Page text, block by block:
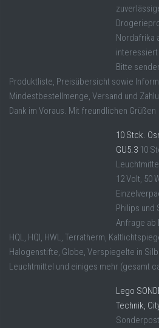
Nordafrika
interessiert
Bitte
Produktliste, Preisübersicht sowie
Mindestbestellmenge, Versand und
Dank im Voraus. Mit freundlichen Grüßen
10 Stck.
GU5.3 10
12 Volt, 50
Philips und
Anfrage ab
HQL, HQI, HWL, Terratherm,
Halogenstifte, Globe, Verspiegelte in
Leuchtmittel und einiges mehr (gesamt
Lego
Technik,